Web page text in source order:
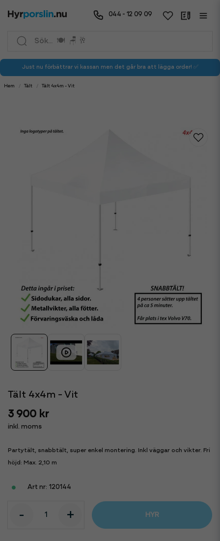
044 - 12 09 09
Just nu förbättrar vi kassan men det går bra att lägga order! ✅
Hem Tält Tält 4x4m - Vit
Tält 4x4m - Vit
3 900 kr
inkl. moms
Partytält, snabbtält, super enkel montering. Inkl väggar och vikter. Fri
höjd: Max. 2,10 m
120144
- + HYR